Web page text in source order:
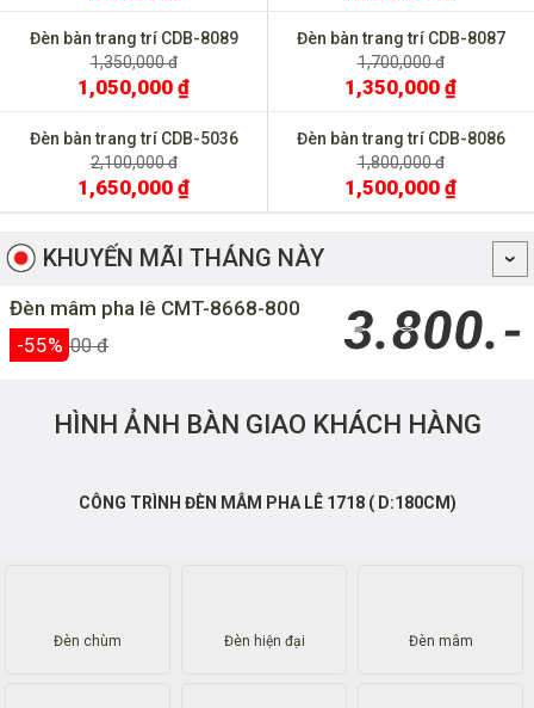
1,350,000 đ
1,050,000 ₫
Đèn bàn trang trí CDB-8087
1,700,000 đ
1,350,000 ₫
2,100,000 đ
1,650,000 ₫
1,800,000 đ
1,500,000 ₫
KHUYẾN MÃI THÁNG NÀY